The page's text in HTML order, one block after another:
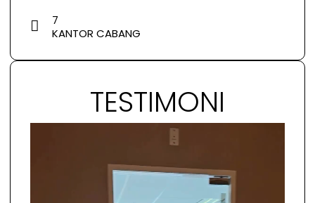
7
KANTOR CABANG
TESTIMONI